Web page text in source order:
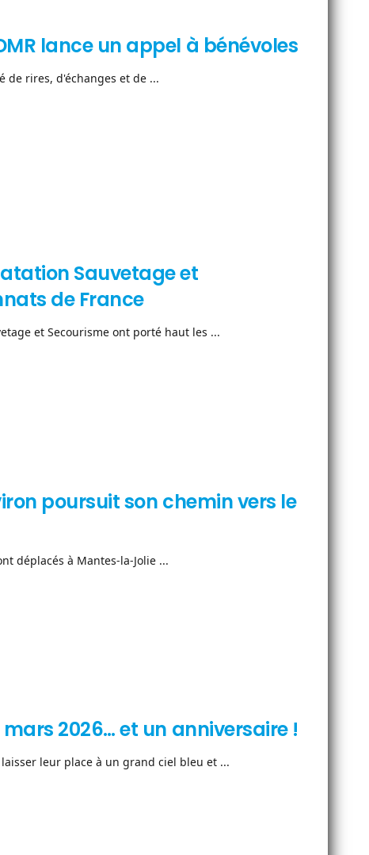
lance un appel à bénévoles
de rires, d'échanges et de ...
Sauvetage et
de France
et Secourisme ont porté haut les ...
poursuit son chemin vers le
déplacés à Mantes-la-Jolie ...
2026… et un anniversaire !
leur place à un grand ciel bleu et ...